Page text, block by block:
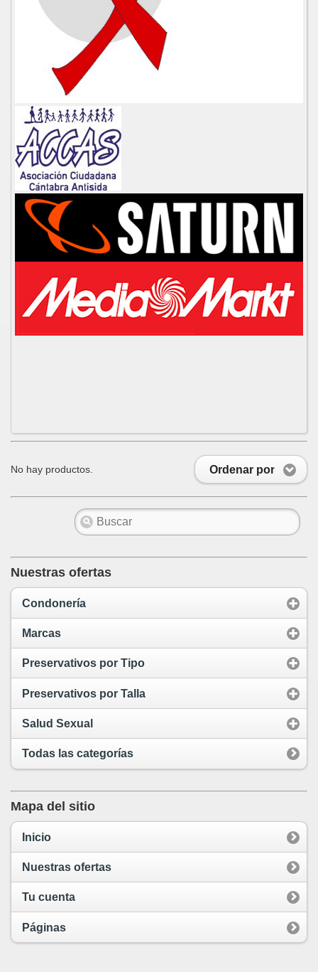
Ordenar por
No hay productos.
Nuestras ofertas
Condonería
Marcas
Preservativos por Tipo
Preservativos por Talla
Salud Sexual
Todas las categorías
Mapa del sitio
Inicio
Nuestras ofertas
Tu cuenta
Páginas